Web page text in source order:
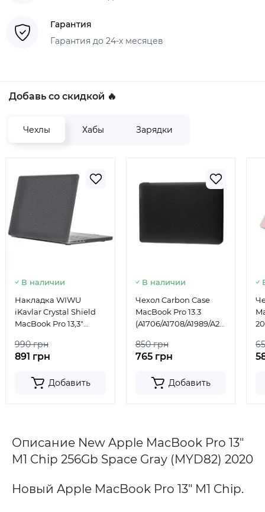
Гарантия
Гарантия до 24-х месяцев
Добавь со скидкой 🔥
Чехлы Хабы Зарядки
В наличии
Накладка WIWU
iKavlar Crystal Shield
MacBook Pro 13,3"
990 грн
891 грн
Добавить
В наличии
Чехол Carbon Case
MacBook Pro 13.3
(A1706/A1708/A1989/A2159/A2289/
850 грн
765 грн
Добавить
Описание New Apple MacBook Pro 13"
M1 Chip 256Gb Space Gray (MYD82) 2020
Новый Apple MacBook Pro 13" M1 Chip.